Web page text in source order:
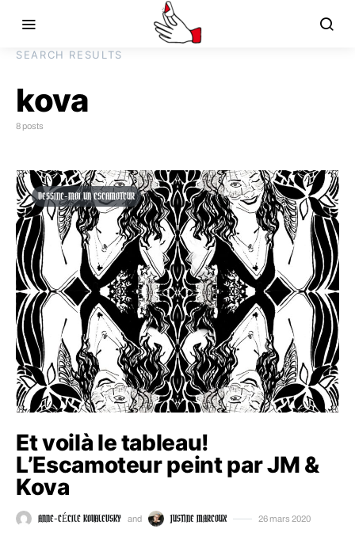
SEARCH RESULTS
kova
8 posts
DESSINE-MOI UN ESCAMOTEUR
Et voilà le tableau!
L’Escamoteur peint par JM &
Kova
ANNE-CÉCILE KOVALEVSKY and JUSTINE MARCOUX 26 mars 2020